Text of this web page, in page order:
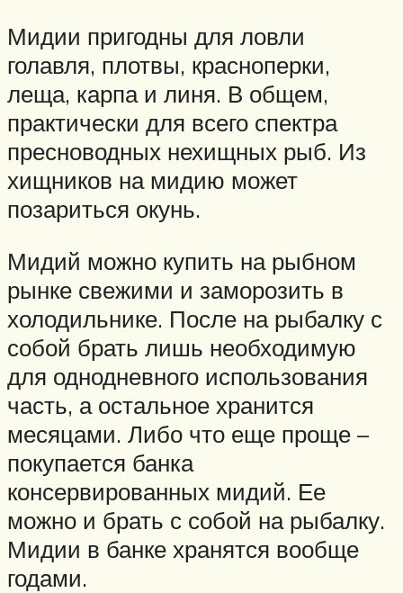
Мидии пригодны для ловли
голавля, плотвы, красноперки,
леща, карпа и линя. В общем,
практически для всего спектра
пресноводных нехищных рыб. Из
хищников на мидию может
позариться окунь.
Мидий можно купить на рыбном
рынке свежими и заморозить в
холодильнике. После на рыбалку с
собой брать лишь необходимую
для однодневного использования
часть, а остальное хранится
месяцами. Либо что еще проще –
покупается банка
консервированных мидий. Ее
можно и брать с собой на рыбалку.
Мидии в банке хранятся вообще
годами.